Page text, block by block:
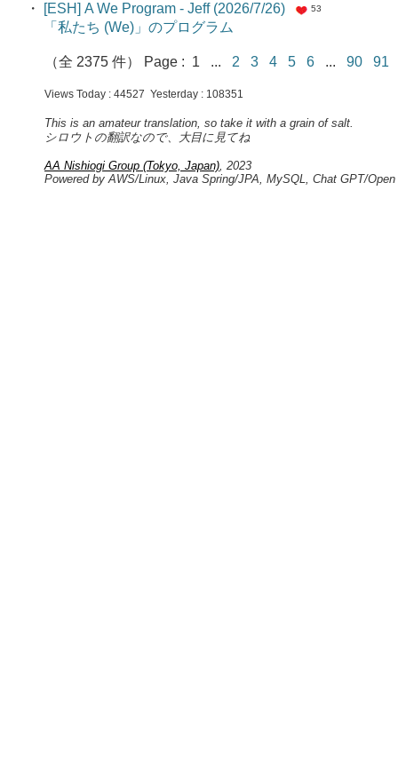
・
[ESH] A We Program - Jeff (2026/7/26)
「私たち (We)」のプログラム
53
（全 2375 件） Page : 1 ... 2 3 4 5 6 ... 90
Views Today : 44527 Yesterday : 108351
This is an amateur translation, so take it with a grain of salt.
シロウトの翻訳なので、大目に見てね
AA Nishiogi Group (Tokyo, Japan), 2023
Powered by AWS/Linux, Java Spring/JPA, MySQL, Chat GPT/